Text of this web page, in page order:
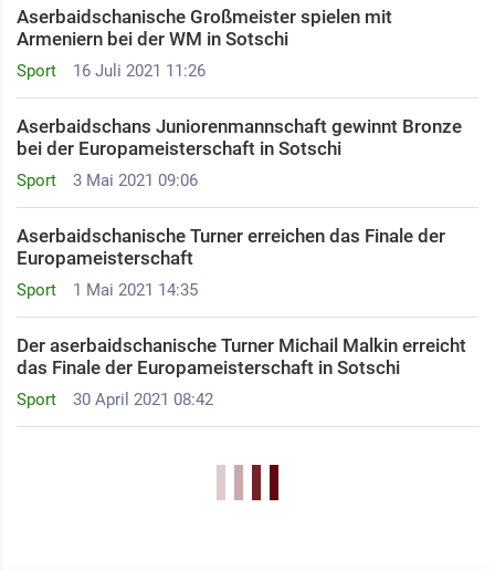
Sport 16 Juli 2021 11:26
Aserbaidschanische Großmeister spielen mit
Armeniern bei der WM in Sotschi
Sport 3 Mai 2021 09:06
Aserbaidschans Juniorenmannschaft gewinnt Bronze
bei der Europameisterschaft in Sotschi
Sport 1 Mai 2021 14:35
Aserbaidschanische Turner erreichen das Finale der
Europameisterschaft
Sport 30 April 2021 08:42
Der aserbaidschanische Turner Michail Malkin erreicht
das Finale der Europameisterschaft in Sotschi